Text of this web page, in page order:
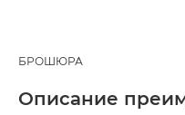
БРОШЮРА
Описание